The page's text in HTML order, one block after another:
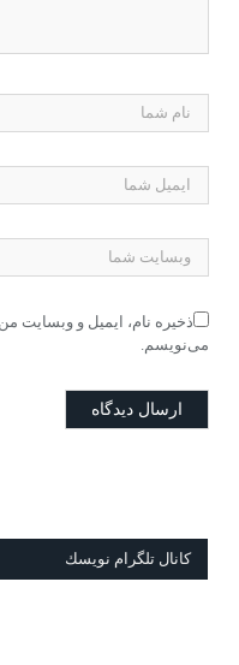
ذخیره نام، ایمیل و وبسایت
می‌نویسم.
كانال تلگرام نويسك